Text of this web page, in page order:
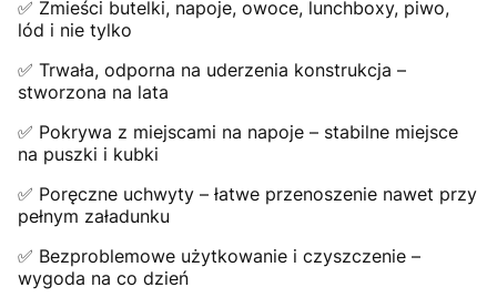
✅ Zmieści butelki, napoje, owoce, lunchboxy, piwo,
lód i nie tylko
✅ Trwała, odporna na uderzenia konstrukcja –
stworzona na lata
✅ Pokrywa z miejscami na napoje – stabilne miejsce
na puszki i kubki
✅ Poręczne uchwyty – łatwe przenoszenie nawet przy
pełnym załadunku
✅ Bezproblemowe użytkowanie i czyszczenie –
wygoda na co dzień